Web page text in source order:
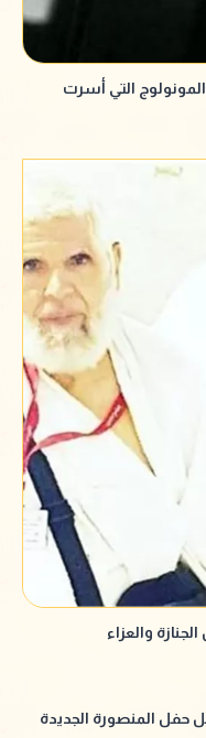
التي أسرت
والعزاء
حفل المنصورة الجديدة